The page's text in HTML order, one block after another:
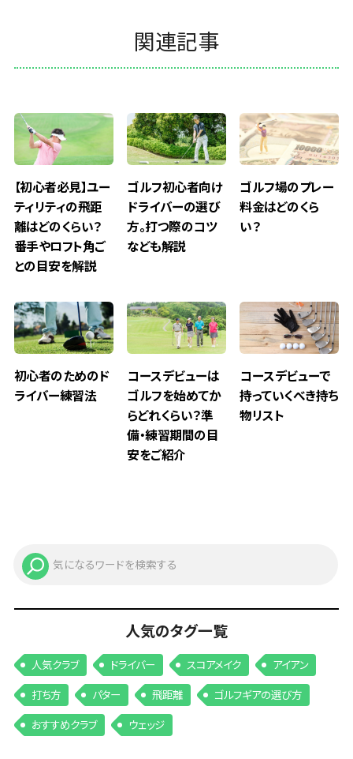
関連記事
【初心者必見】ユー
ティリティの飛距
離はどのくらい？
番手やロフト角ご
との目安を解説
ゴルフ初心者向け
ドライバーの選び
方。打つ際のコツ
なども解説
ゴルフ場のプレー
料金はどのくら
い？
初心者のためのド
ライバー練習法
コースデビューは
ゴルフを始めてか
らどれくらい？準
備・練習期間の目
安をご紹介
コースデビューで
持っていくべき持ち
物リスト
人気のタグ一覧
人気クラブ ドライバー スコアメイク アイアン
打ち方 パター 飛距離 ゴルフギアの選び方
おすすめクラブ ウェッジ